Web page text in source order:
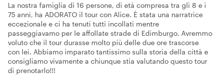
La nostra famiglia di 16 persone, di età compresa tra gli 8 e i
75 anni, ha ADORATO il tour con Alice. È stata una narratrice
eccezionale e ci ha tenuti tutti incollati mentre
passeggiavamo per le affollate strade di Edimburgo. Avremmo
voluto che il tour durasse molto più delle due ore trascorse
con lei. Abbiamo imparato tantissimo sulla storia della città e
consigliamo vivamente a chiunque stia valutando questo tour
di prenotarlo!!!